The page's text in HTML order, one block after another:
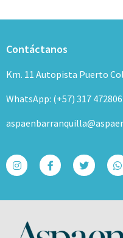
Contáctanos
Km. 11 Autopista Puerto
WhatsApp: (+57) 317